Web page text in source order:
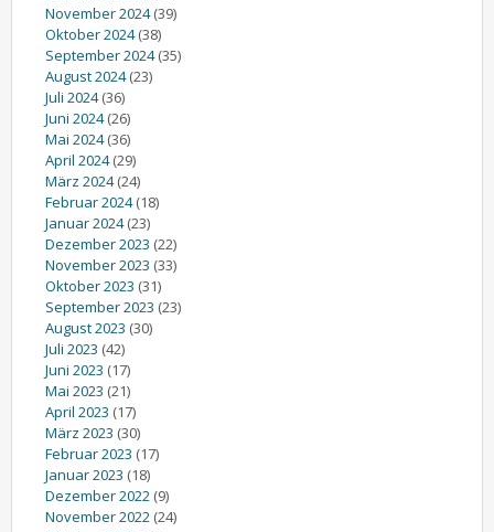
November 2024(39)
Oktober 2024(38)
September 2024(35)
August 2024(23)
Juli 2024(36)
Juni 2024(26)
Mai 2024(36)
April 2024(29)
März 2024(24)
Februar 2024(18)
Januar 2024(23)
Dezember 2023 (22)
November 2023 (33)
Oktober 2023 (31)
September 2023 (23)
August 2023 (30)
Juli 2023 (42)
Juni 2023 (17)
Mai 2023 (21)
April 2023 (17)
März 2023 (30)
Februar 2023 (17)
Januar 2023 (18)
Dezember 2022 (9)
November 2022 (24)